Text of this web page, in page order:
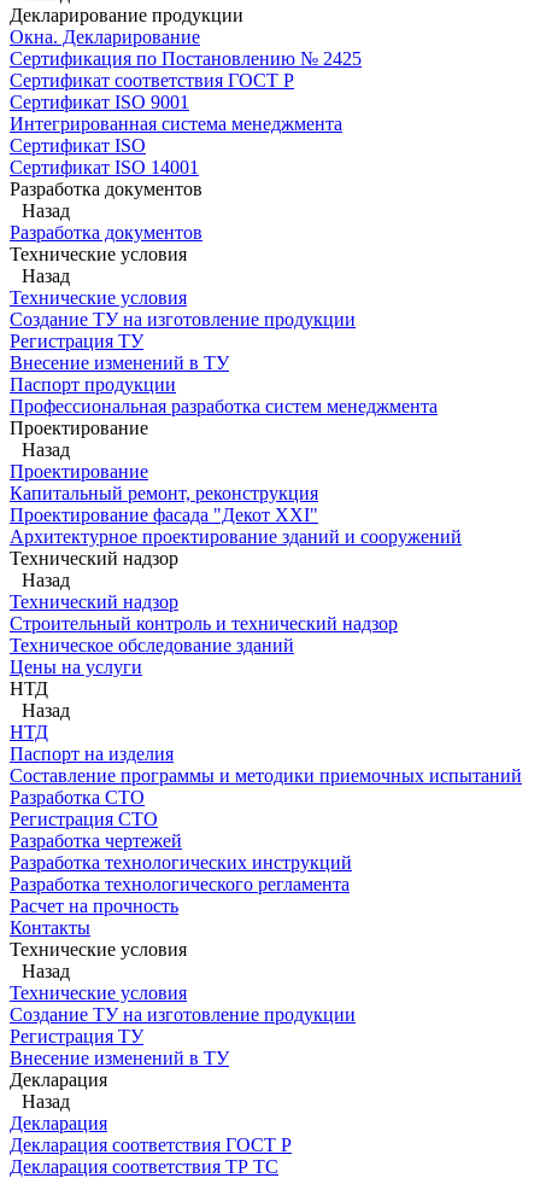
Декларирование продукции
Окна. Декларирование
Сертификация по Постановлению № 2425
Сертификат соответствия ГОСТ Р
Сертификат ISO 9001
Интегрированная система менеджмента
Сертификат ISO
Сертификат ISO 14001
Разработка документов
Назад
Разработка документов
Технические условия
Назад
Технические условия
Создание ТУ на изготовление продукции
Регистрация ТУ
Внесение изменений в ТУ
Паспорт продукции
Профессиональная разработка систем менеджмента
Проектирование
Назад
Проектирование
Капитальный ремонт, реконструкция
Проектирование фасада "Декот XXI"
Архитектурное проектирование зданий и сооружений
Технический надзор
Назад
Технический надзор
Строительный контроль и технический надзор
Техническое обследование зданий
Цены на услуги
НТД
Назад
НТД
Паспорт на изделия
Составление программы и методики приемочных испытаний
Разработка СТО
Регистрация СТО
Разработка чертежей
Разработка технологических инструкций
Разработка технологического регламента
Расчет на прочность
Контакты
Технические условия
Назад
Технические условия
Создание ТУ на изготовление продукции
Регистрация ТУ
Внесение изменений в ТУ
Декларация
Назад
Декларация
Декларация соответствия ГОСТ Р
Декларация соответствия ТР ТС